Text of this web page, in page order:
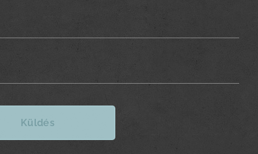
Küldés